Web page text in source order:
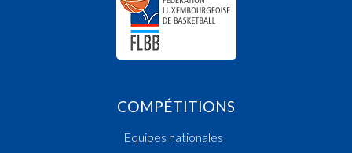
COMPÉTITIONS
Equipes nationales